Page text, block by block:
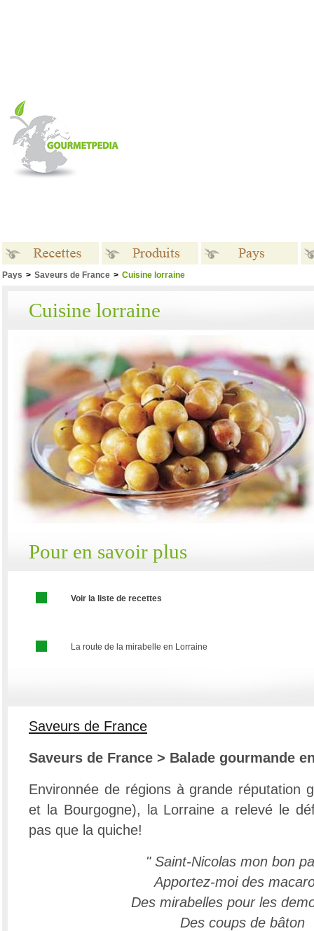
Pays > Saveurs de France > Cuisine lorraine
Cuisine lorraine
Pour en savoir plus
Voir la liste de recettes
La route de la mirabelle en Lorraine
Saveurs de France
Saveurs de France > Balade gourmande
Environnée de régions à grande réputation
et la Bourgogne), la Lorraine a relevé le
pas que la quiche!
" Saint-Nicolas mon bon
Apportez-moi des
Des mirabelles pour les
Des coups de bâton